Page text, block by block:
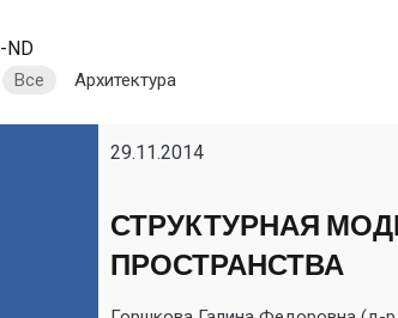
ND
Все Архитектура
29.11.2014
СТРУКТУРНАЯ
ПРОСТРАНСТВА